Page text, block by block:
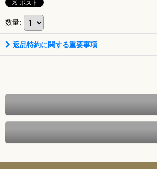
数量:
返品特約に関する重要事項